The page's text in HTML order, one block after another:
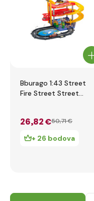
Bburago 1:43 Street
Fire Street Street
26,82 €50,71 €
+ 26 bodova